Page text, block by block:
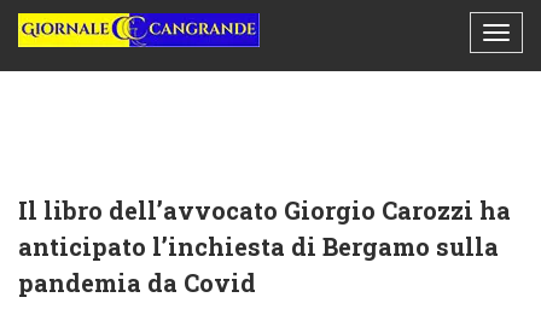
Il libro dell’avvocato Giorgio Carozzi ha
anticipato l’inchiesta di Bergamo sulla
pandemia da Covid